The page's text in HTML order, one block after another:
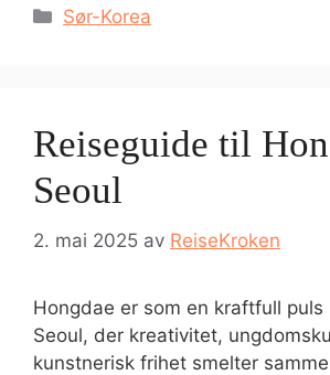
Kategorier
Sør-Korea
Reiseguide til
Seoul
2. mai 2025 av ReiseKroken
Hongdae er som en kraftfull
Seoul, der kreativitet,
kunstnerisk frihet smelter